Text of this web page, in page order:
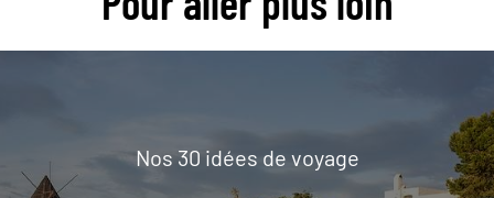
Nos 30 idées de voyage